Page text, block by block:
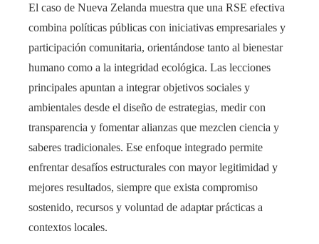
El caso de Nueva Zelanda muestra que una RSE efectiva
combina políticas públicas con iniciativas empresariales y
participación comunitaria, orientándose tanto al bienestar
humano como a la integridad ecológica. Las lecciones
principales apuntan a integrar objetivos sociales y
ambientales desde el diseño de estrategias, medir con
transparencia y fomentar alianzas que mezclen ciencia y
saberes tradicionales. Ese enfoque integrado permite
enfrentar desafíos estructurales con mayor legitimidad y
mejores resultados, siempre que exista compromiso
sostenido, recursos y voluntad de adaptar prácticas a
contextos locales.